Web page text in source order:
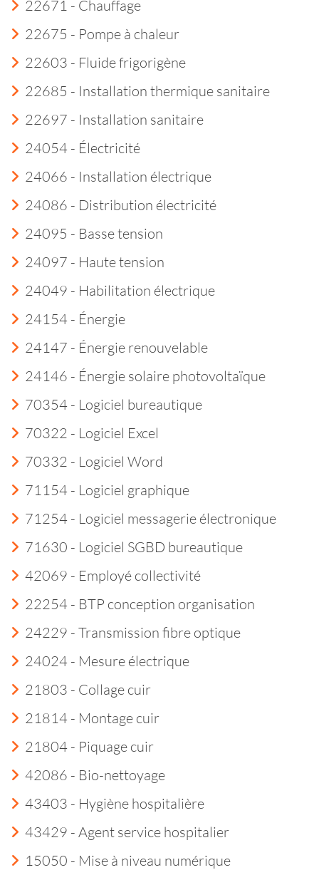
22671 - Chauffage
22675 - Pompe à chaleur
22603 - Fluide frigorigène
22685 - Installation thermique sanitaire
22697 - Installation sanitaire
24054 - Électricité
24066 - Installation électrique
24086 - Distribution électricité
24095 - Basse tension
24097 - Haute tension
24049 - Habilitation électrique
24154 - Énergie
24147 - Énergie renouvelable
24146 - Énergie solaire photovoltaïque
70354 - Logiciel bureautique
70322 - Logiciel Excel
70332 - Logiciel Word
71154 - Logiciel graphique
71254 - Logiciel messagerie électronique
71630 - Logiciel SGBD bureautique
42069 - Employé collectivité
22254 - BTP conception organisation
24229 - Transmission fibre optique
24024 - Mesure électrique
21803 - Collage cuir
21814 - Montage cuir
21804 - Piquage cuir
42086 - Bio-nettoyage
43403 - Hygiène hospitalière
43429 - Agent service hospitalier
15050 - Mise à niveau numérique